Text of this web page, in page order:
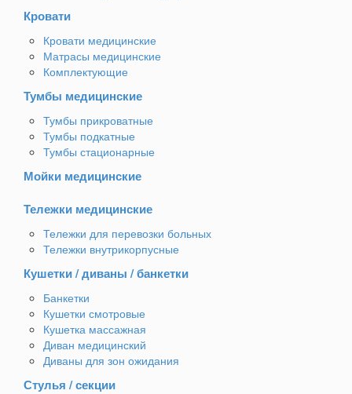
Кровати
Кровати медицинские
Матрасы медицинские
Комплектующие
Тумбы медицинские
Тумбы прикроватные
Тумбы подкатные
Тумбы стационарные
Мойки медицинские
Тележки медицинские
Тележки для перевозки больных
Тележки внутрикорпусные
Кушетки / диваны / банкетки
Банкетки
Кушетки смотровые
Кушетка массажная
Диван медицинский
Диваны для зон ожидания
Стулья / секции